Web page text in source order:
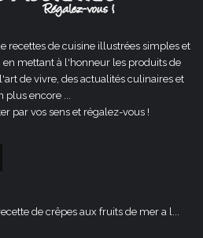
recettes de cuisine illustrées simples et
en mettant à l'honneur les produits de
de vivre, des actualités culinaires et
plus encore ...
par vos sens et régalez-vous !
de crêpes aux fruits de mer a l...